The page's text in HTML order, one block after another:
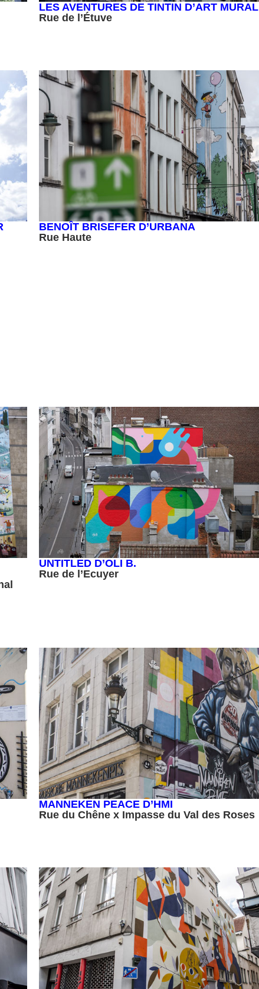
LES AVENTURES DE TINTIN D’ART MURAL
Rue de l’Étuve
BENOÎT BRISEFER D’URBANA
Rue Haute
UNTITLED D’OLI B.
Rue de l’Ecuyer
MANNEKEN PEACE D’HMI
Rue du Chêne x Impasse du Val des Roses